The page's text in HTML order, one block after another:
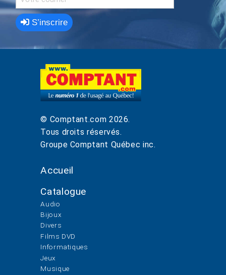
S’inscrire
© Comptant.com 2026.
Tous droits réservés.
Groupe Comptant Québec inc.
Accueil
Catalogue
Audio
Bijoux
Divers
Films DVD
Informatiques
Jeux
Musique